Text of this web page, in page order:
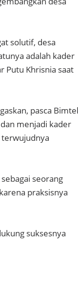
solutif, desa
adalah kader
Putu Khrisnia saat
pasca
menjadi kader
seorang
praksisnya
suksesnya